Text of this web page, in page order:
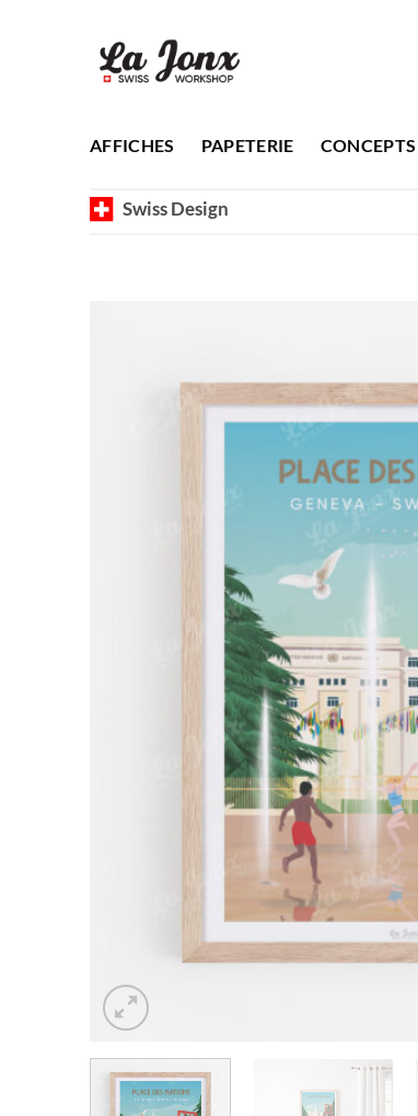
AFFICHES PAPETERIE CONCEPTS
Swiss Design